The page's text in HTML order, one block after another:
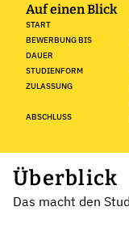
Auf einen Blick
START
BEWERBUNG BIS
DAUER
STUDIENFORM
ZULASSUNG
ABSCHLUSS
Überblick
Das macht den